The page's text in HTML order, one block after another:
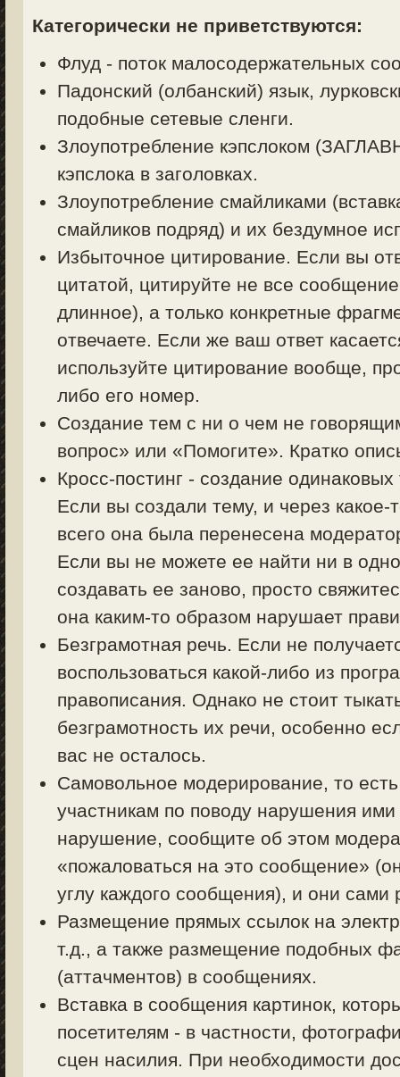
Категорически не приветствуются:
Флуд - поток малосодержательных
Падонский (олбанский) язык,
подобные сетевые сленги.
Злоупотребление кэпслоком
кэпслока в заголовках.
Злоупотребление смайликами
смайликов подряд) и их бездумное
Избыточное цитирование. Если вы
цитатой, цитируйте не все
длинное), а только конкретные
отвечаете. Если же ваш ответ
используйте цитирование вообще,
либо его номер.
Создание тем с ни о чем не
вопрос» или «Помогите». Кратко
Кросс-постинг - создание
Если вы создали тему, и через
всего она была перенесена
Если вы не можете ее найти ни в
создавать ее заново, просто
она каким-то образом нарушает
Безграмотная речь. Если не
воспользоваться какой-либо из
правописания. Однако не стоит
безграмотность их речи, особенно
вас не осталось.
Самовольное модерирование, то
участникам по поводу нарушения
нарушение, сообщите об этом
«пожаловаться на это сообщение»
углу каждого сообщения), и они сами
Размещение прямых ссылок на
т.д., а также размещение подобных
(аттачментов) в сообщениях.
Вставка в сообщения картинок,
посетителям - в частности,
сцен насилия. При необходимости